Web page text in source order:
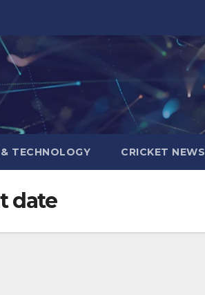
TECHNOLOGY CRICKET NEWS
date